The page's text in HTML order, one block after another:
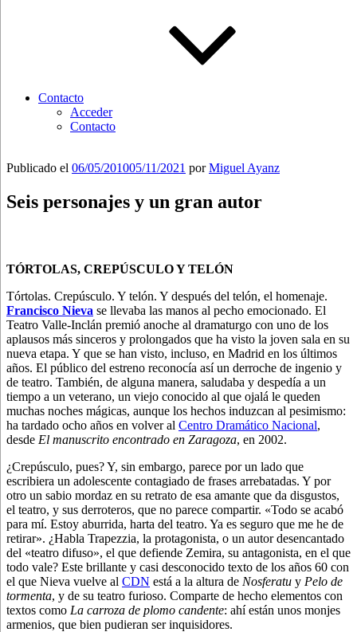
Contacto
Acceder
Contacto
Publicado el 06/05/201005/11/2021 porMiguel Ayanz
Seis personajes y un gran autor
TÓRTOLAS, CREPÚSCULO Y TELÓN
Tórtolas. Crepúsculo. Y telón. Y después del telón, el homenaje.
Francisco Nieva se llevaba las manos al pecho emocionado. El
Teatro Valle-Inclán premió anoche al dramaturgo con uno de los
aplausos más sinceros y prolongados que ha visto la joven sala en su
nueva etapa. Y que se han visto, incluso, en Madrid en los últimos
años. El público del estreno reconocía así un derroche de ingenio y
de teatro. También, de alguna manera, saludaba y despedía a un
tiempo a un veterano, un viejo conocido al que ojalá le queden
muchas noches mágicas, aunque los hechos induzcan al pesimismo:
ha tardado ocho años en volver al Centro Dramático Nacional,
desde El manuscrito encontrado en Zaragoza, en 2002.
¿Crepúsculo, pues? Y, sin embargo, parece por un lado que
escribiera un adolescente contagiado de frases arrebatadas. Y por
otro un sabio mordaz en su retrato de esa amante que da disgustos,
el teatro, y sus derroteros, que no parece compartir. «Todo se acabó
para mí. Estoy aburrida, harta del teatro. Ya es seguro que me he de
retirar». ¿Habla Trapezzia, la protagonista, o un autor desencantado
del «teatro difuso», el que defiende Zemira, su antagonista, en el que
todo vale? Este brillante y casi desconocido texto de los años 60 con
el que Nieva vuelve al CDN está a la altura de Nosferatu y Pelo de
tormenta, y de su teatro furioso. Comparte de hecho elementos con
textos como La carroza de plomo candente: ahí están unos monjes
armenios, que bien pudieran ser inquisidores.